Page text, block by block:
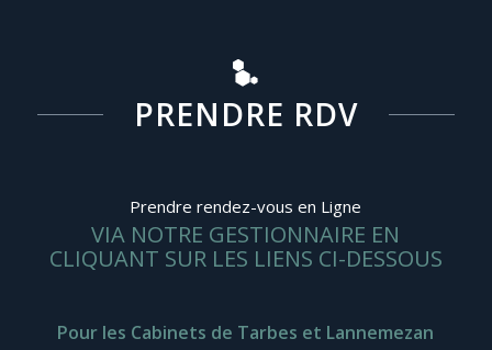
PRENDRE RDV
Prendre rendez-vous en Ligne
VIA NOTRE GESTIONNAIRE EN
CLIQUANT SUR LES LIENS CI-DESSOUS
Pour les Cabinets de Tarbes et Lannemezan